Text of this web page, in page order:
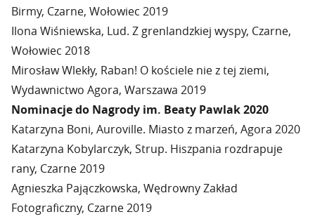
Birmy, Czarne, Wołowiec 2019
Ilona Wiśniewska, Lud. Z grenlandzkiej wyspy, Czarne,
Wołowiec 2018
Mirosław Wlekły, Raban! O kościele nie z tej ziemi,
Wydawnictwo Agora, Warszawa 2019
Nominacje do Nagrody im. Beaty Pawlak 2020
Katarzyna Boni, Auroville. Miasto z marzeń, Agora 2020
Katarzyna Kobylarczyk, Strup. Hiszpania rozdrapuje
rany, Czarne 2019
Agnieszka Pajączkowska, Wędrowny Zakład
Fotograficzny, Czarne 2019